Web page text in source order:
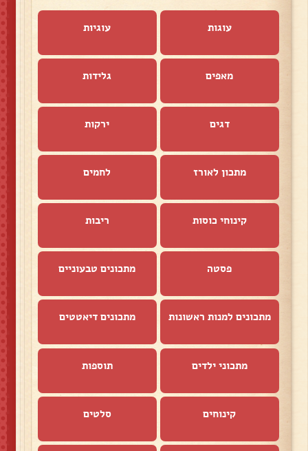
עוגות עוגיות
מאפים גלידות
דגים ירקות
מתכון לאורז לחמים
קינוחי כוסות ריבות
פסטה מתכונים טבעוניים
מתכונים למנות ראשונות מתכונים דיאטטים
מתכוני ילדים תוספות
קינוחים סלטים